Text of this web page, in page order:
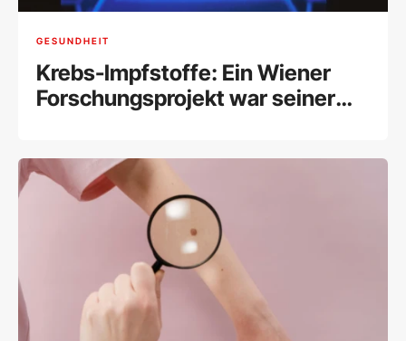
GESUNDHEIT
Krebs-Impfstoffe: Ein Wiener
Forschungsprojekt war seiner